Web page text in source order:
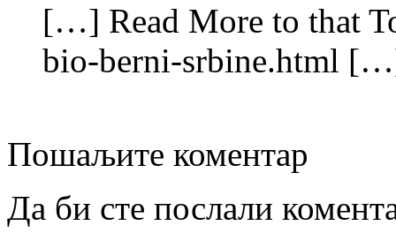
[…] Read More to that
bio-berni-srbine.html
Пошаљите коментар
Да би сте послали